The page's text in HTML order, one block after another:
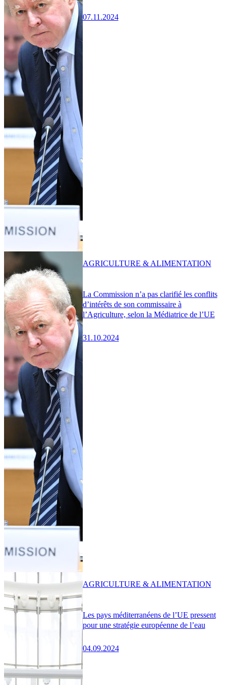
07.11.2024
La Commission n’a pas clarifié les conflits
d’intérêts de son commissaire à
l’Agriculture, selon la Médiatrice de l’UE
31.10.2024
AGRICULTURE & ALIMENTATION
Les pays méditerranéens de l’UE pressent
pour une stratégie européenne de l’eau
04.09.2024
AGRICULTURE & ALIMENTATION